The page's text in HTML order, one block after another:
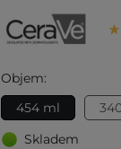
Objem:
454 ml
Skladem